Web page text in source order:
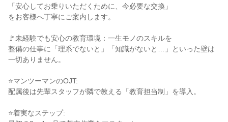
「安心してお乗りいただくために、今必要な交換」
をお客様へ丁寧にご案内します。
🚩未経験でも安心の教育環境：一生モノのスキルを
整備の仕事に「理系でないと」「知識がないと…」といった壁は
一切ありません。
⭐マンツーマンのOJT:
配属後は先輩スタッフが隣で教える「教育担当制」を導入。
⭐着実なステップ: